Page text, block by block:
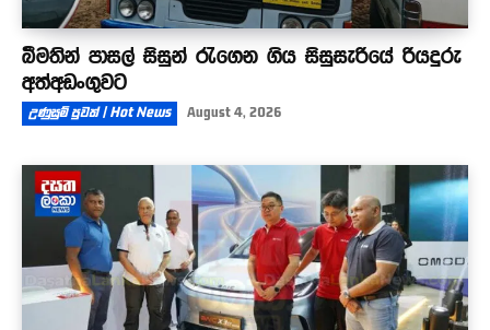
බීමතින් පාසල් සිසුන් රැගෙන ගිය සිසුසැරියේ රියදුරු
අත්අඩංගුවට
උණුසුම් පුවත් | Hot News August 4, 2026